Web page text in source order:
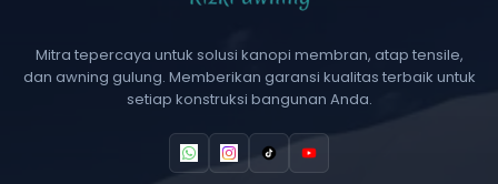
Mitra tepercaya untuk solusi kanopi membran, atap tensile,
dan awning gulung. Memberikan garansi kualitas terbaik untuk
setiap konstruksi bangunan Anda.